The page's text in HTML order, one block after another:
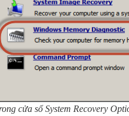
cửa sổ System Recovery